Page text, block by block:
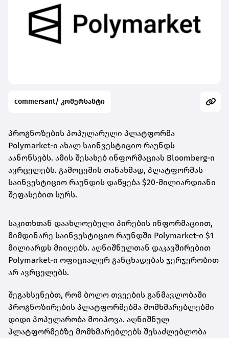
commersant/ კომერსანტი
პროგნოზების პოპულარული პლატფორმა
Polymarket-ი ახალ საინვესტიციო რაუნდს
აანონსებს. ამის შესახებ ინფორმაციას Bloomberg-ი
ავრცელებს. გამოცემის თანახმად, პლატფორმას
საინვესტიციო რაუნდის დაწყება $20-მილიარდიანი
შეფასებით სურს.
საკითხთან დაახლოებული პირების ინფორმაციით,
მიმდინარე საინვესტიციო რაუნდში Polymarket-ი $1
მილიარდს მიიღებს. აღნიშნულთან დაკავშირებით
Polymarket-ი ოფიციალურ განცხადებას ჯერჯერობით
არ ავრცელებს.
შეგახსენებთ, რომ ბოლო თვეების განმავლობაში
პროგნოზირების პლატფორმებმა მომხმარებლებში
დიდი პოპულარობა მოიპოვა. აღნიშნულ
პლატფორმებზე მომხმარებლებს შესაძლებლობა